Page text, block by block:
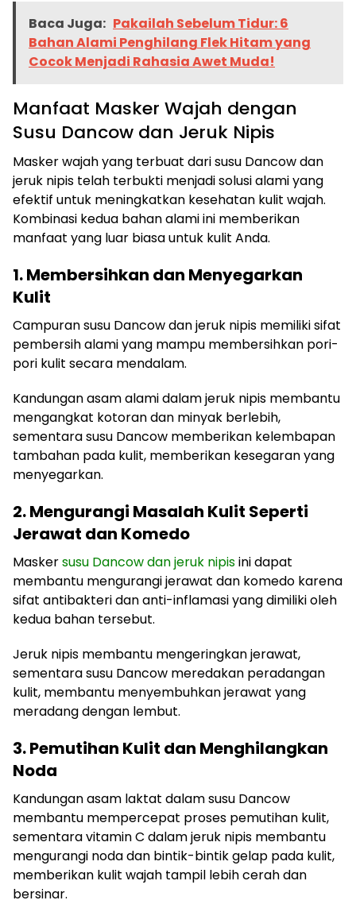
Baca Juga: Pakailah Sebelum Tidur: 6
Bahan Alami Penghilang Flek Hitam yang
Cocok Menjadi Rahasia Awet Muda!
Manfaat Masker Wajah dengan
Susu Dancow dan Jeruk Nipis
Masker wajah yang terbuat dari susu Dancow dan
jeruk nipis telah terbukti menjadi solusi alami yang
efektif untuk meningkatkan kesehatan kulit wajah.
Kombinasi kedua bahan alami ini memberikan
manfaat yang luar biasa untuk kulit Anda.
1. Membersihkan dan Menyegarkan
Kulit
Campuran susu Dancow dan jeruk nipis memiliki sifat
pembersih alami yang mampu membersihkan pori-
pori kulit secara mendalam.
Kandungan asam alami dalam jeruk nipis membantu
mengangkat kotoran dan minyak berlebih,
sementara susu Dancow memberikan kelembapan
tambahan pada kulit, memberikan kesegaran yang
menyegarkan.
2. Mengurangi Masalah Kulit Seperti
Jerawat dan Komedo
Maskersusu Dancow dan jeruk nipisini dapat
membantu mengurangi jerawat dan komedo karena
sifat antibakteri dan anti-inflamasi yang dimiliki oleh
kedua bahan tersebut.
Jeruk nipis membantu mengeringkan jerawat,
sementara susu Dancow meredakan peradangan
kulit, membantu menyembuhkan jerawat yang
meradang dengan lembut.
3. Pemutihan Kulit dan Menghilangkan
Noda
Kandungan asam laktat dalam susu Dancow
membantu mempercepat proses pemutihan kulit,
sementara vitamin C dalam jeruk nipis membantu
mengurangi noda dan bintik-bintik gelap pada kulit,
memberikan kulit wajah tampil lebih cerah dan
bersinar.